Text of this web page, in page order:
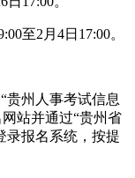
至2月4日17:00。
州人事考试信息
网站并通过“贵州省
录报名系统，按提